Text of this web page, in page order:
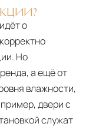
о
Но
а ещё от
влажности,
двери с
служат